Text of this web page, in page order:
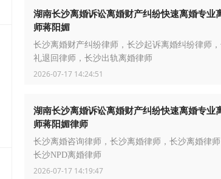
湖南长沙离婚诉讼离婚财产纠纷快速离婚专业
师蒋阳媚
长沙离婚财产纠纷律师，长沙起诉离婚纠纷律师
礼退回律师，长沙出轨离婚律师
2026-07-17 14:24:51
湖南长沙离婚诉讼离婚财产纠纷快速离婚专业
师蒋阳媚律师
长沙离婚咨询律师，长沙离婚律师，长沙离婚律
长沙NPD离婚律师
2026-07-17 14:19:47